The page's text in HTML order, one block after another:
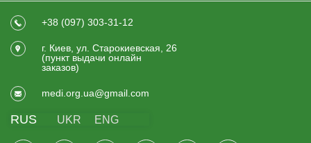
+38 (097) 303-31-12
г. Киев, ул. Старокиевская, 26
(пункт выдачи онлайн
заказов)
medi.org.ua@gmail.com
RUS UKR ENG